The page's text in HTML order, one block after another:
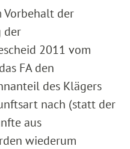
Vorbehalt der
der
2011 vom
FA den
des Klägers
nach (statt der
aus
wiederum